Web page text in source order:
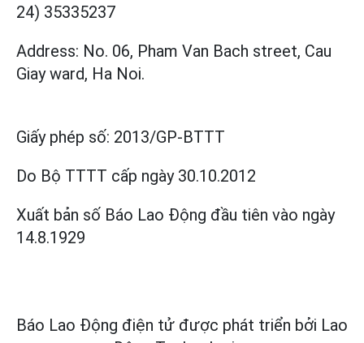
24) 35335237
Address: No. 06, Pham Van Bach street, Cau
Giay ward, Ha Noi.
Giấy phép số: 2013/GP-BTTT
Do Bộ TTTT cấp ngày 30.10.2012
Xuất bản số Báo Lao Động đầu tiên vào ngày
14.8.1929
Báo Lao Động điện tử được phát triển bởi Lao